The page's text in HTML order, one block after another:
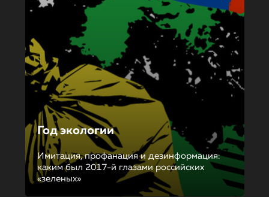
Год экологии
Имитация, профанация и дезинформация:
каким был 2017-й глазами российских
«зеленых»